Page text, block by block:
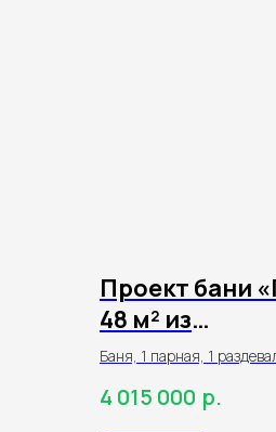
Проект бани
48 м² из
бревна
Баня, 1 парная, 1
терраса
4 015 000 р.